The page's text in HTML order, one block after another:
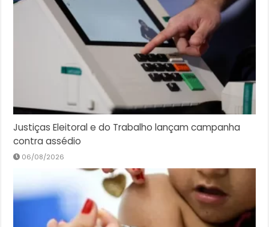
Justiças Eleitoral e do Trabalho lançam campanha
contra assédio
06/08/2026